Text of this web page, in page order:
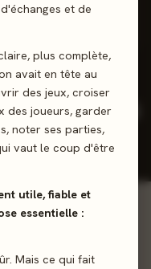
et de
plus complète,
avait en tête au
des jeux, croiser
des joueurs, garder
noter ses parties,
vaut le coup d'être
utile, fiable et
essentielle :
Mais ce qui fait
/5 2026
DERNIÈRE
Voir la ludographie →